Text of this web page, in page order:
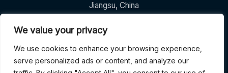
We value your privacy
We use cookies to enhance your browsing experience,
serve personalized ads or content, and analyze our
Jiangsu, China
info@griffinmachinery.com